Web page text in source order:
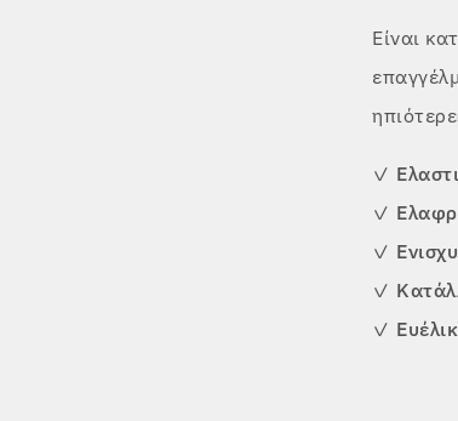
Είναι
✓
✓
✓
✓
✓